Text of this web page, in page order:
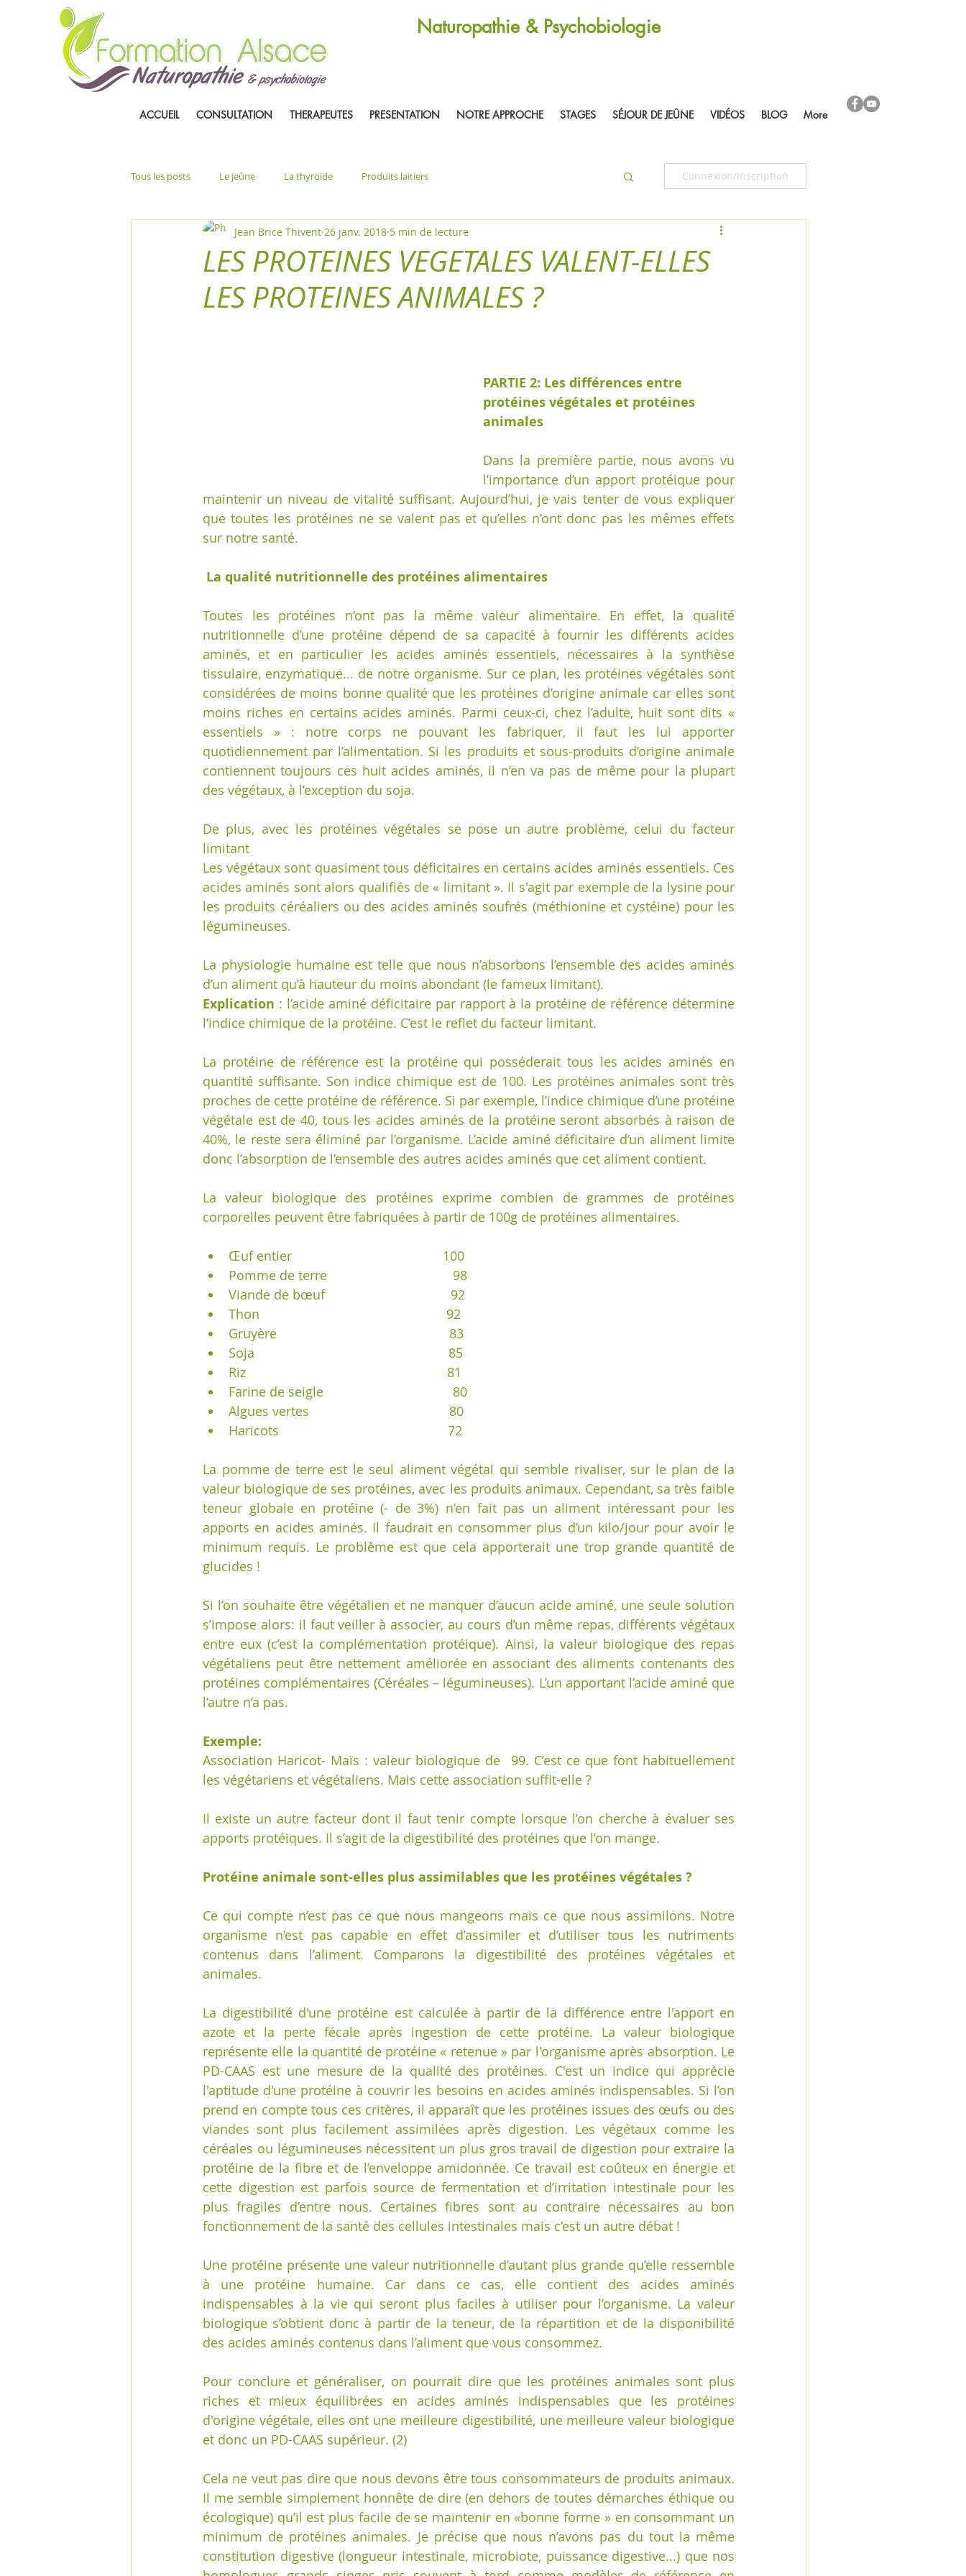
Naturopathie & Psychobiologie
ACCUEIL CONSULTATION THERAPEUTES PRESENTATION NOTRE APPROCHE STAGES SÉJOUR DE JEÛNE VIDÉOS BLOG More
Tous les posts Le jeûne La thyroïde Produits laitiers Connexion/Inscription
LES PROTEINES VEGETALES VALENT-ELLES
LES PROTEINES ANIMALES ?
Jean Brice Thivent 26 janv. 2018 5 min de lecture
PARTIE 2: Les différences entre
protéines végétales et protéines
animales
Dans la première partie, nous avons vu
l’importance d’un apport protéique pour
maintenir un niveau de vitalité suffisant. Aujourd’hui, je vais tenter de vous expliquer
que toutes les protéines ne se valent pas et qu’elles n’ont donc pas les mêmes effets
sur notre santé.
La qualité nutritionnelle des protéines alimentaires
Toutes les protéines n’ont pas la même valeur alimentaire. En effet, la qualité
nutritionnelle d’une protéine dépend de sa capacité à fournir les différents acides
aminés, et en particulier les acides aminés essentiels, nécessaires à la synthèse
tissulaire, enzymatique... de notre organisme. Sur ce plan, les protéines végétales sont
considérées de moins bonne qualité que les protéines d’origine animale car elles sont
moins riches en certains acides aminés. Parmi ceux-ci, chez l’adulte, huit sont dits «
essentiels » : notre corps ne pouvant les fabriquer, il faut les lui apporter
quotidiennement par l’alimentation. Si les produits et sous-produits d’origine animale
contiennent toujours ces huit acides aminés, il n’en va pas de même pour la plupart
des végétaux, à l’exception du soja.
De plus, avec les protéines végétales se pose un autre problème, celui du facteur
limitant
Les végétaux sont quasiment tous déficitaires en certains acides aminés essentiels. Ces
acides aminés sont alors qualifiés de « limitant ». Il s'agit par exemple de la lysine pour
les produits céréaliers ou des acides aminés soufrés (méthionine et cystéine) pour les
légumineuses.
La physiologie humaine est telle que nous n’absorbons l’ensemble des acides aminés
d’un aliment qu’à hauteur du moins abondant (le fameux limitant).
Explication : l’acide aminé déficitaire par rapport à la protéine de référence détermine
l’indice chimique de la protéine. C’est le reflet du facteur limitant.
La protéine de référence est la protéine qui posséderait tous les acides aminés en
quantité suffisante. Son indice chimique est de 100. Les protéines animales sont très
proches de cette protéine de référence. Si par exemple, l’indice chimique d’une protéine
végétale est de 40, tous les acides aminés de la protéine seront absorbés à raison de
40%, le reste sera éliminé par l’organisme. L’acide aminé déficitaire d’un aliment limite
donc l’absorption de l’ensemble des autres acides aminés que cet aliment contient.
La valeur biologique des protéines exprime combien de grammes de protéines
corporelles peuvent être fabriquées à partir de 100g de protéines alimentaires.
Œuf entier                                          100
Pomme de terre                                   98
Viande de bœuf                                   92
Thon                                                    92
Gruyère                                                83
Soja                                                      85
Riz                                                        81
Farine de seigle                                    80
Algues vertes                                       80
Haricots                                               72
La pomme de terre est le seul aliment végétal qui semble rivaliser, sur le plan de la
valeur biologique de ses protéines, avec les produits animaux. Cependant, sa très faible
teneur globale en protéine (- de 3%) n’en fait pas un aliment intéressant pour les
apports en acides aminés. Il faudrait en consommer plus d’un kilo/jour pour avoir le
minimum requis. Le problème est que cela apporterait une trop grande quantité de
glucides !
Si l’on souhaite être végétalien et ne manquer d’aucun acide aminé, une seule solution
s’impose alors: il faut veiller à associer, au cours d’un même repas, différents végétaux
entre eux (c’est la complémentation protéique). Ainsi, la valeur biologique des repas
végétaliens peut être nettement améliorée en associant des aliments contenants des
protéines complémentaires (Céréales – légumineuses). L’un apportant l’acide aminé que
l’autre n’a pas.
Exemple:
Association Haricot- Maïs : valeur biologique de  99. C’est ce que font habituellement
les végétariens et végétaliens. Mais cette association suffit-elle ?
Il existe un autre facteur dont il faut tenir compte lorsque l’on cherche à évaluer ses
apports protéiques. Il s’agit de la digestibilité des protéines que l’on mange.
Protéine animale sont-elles plus assimilables que les protéines végétales ?
Ce qui compte n’est pas ce que nous mangeons mais ce que nous assimilons. Notre
organisme n’est pas capable en effet d’assimiler et d’utiliser tous les nutriments
contenus dans l’aliment. Comparons la digestibilité des protéines végétales et
animales.
La digestibilité d'une protéine est calculée à partir de la différence entre l'apport en
azote et la perte fécale après ingestion de cette protéine. La valeur biologique
représente elle la quantité de protéine « retenue » par l'organisme après absorption. Le
PD-CAAS est une mesure de la qualité des protéines. C'est un indice qui apprécie
l'aptitude d'une protéine à couvrir les besoins en acides aminés indispensables. Si l’on
prend en compte tous ces critères, il apparaît que les protéines issues des œufs ou des
viandes sont plus facilement assimilées après digestion. Les végétaux comme les
céréales ou légumineuses nécessitent un plus gros travail de digestion pour extraire la
protéine de la fibre et de l’enveloppe amidonnée. Ce travail est coûteux en énergie et
cette digestion est parfois source de fermentation et d’irritation intestinale pour les
plus fragiles d’entre nous. Certaines fibres sont au contraire nécessaires au bon
fonctionnement de la santé des cellules intestinales mais c’est un autre débat !
Une protéine présente une valeur nutritionnelle d’autant plus grande qu’elle ressemble
à une protéine humaine. Car dans ce cas, elle contient des acides aminés
indispensables à la vie qui seront plus faciles à utiliser pour l’organisme. La valeur
biologique s’obtient donc à partir de la teneur, de la répartition et de la disponibilité
des acides aminés contenus dans l’aliment que vous consommez.
Pour conclure et généraliser, on pourrait dire que les protéines animales sont plus
riches et mieux équilibrées en acides aminés indispensables que les protéines
d'origine végétale, elles ont une meilleure digestibilité, une meilleure valeur biologique
et donc un PD-CAAS supérieur. (2)
Cela ne veut pas dire que nous devons être tous consommateurs de produits animaux.
Il me semble simplement honnête de dire (en dehors de toutes démarches éthique ou
écologique) qu’il est plus facile de se maintenir en «bonne forme » en consommant un
minimum de protéines animales. Je précise que nous n’avons pas du tout la même
constitution digestive (longueur intestinale, microbiote, puissance digestive...) que nos